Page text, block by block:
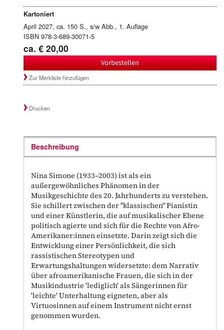
Kartoniert
April 2027, ca. 150 S., s/w Abb., 1. Auflage
ISBN 978-3-689-30071-5
ca. € 20,00
Vorbestellen
Zur Merkliste hinzufügen
Drucken
Beschreibung
Nina Simone (1933–2003) ist als ein
außergewöhnliches Phänomen in der
Musikgeschichte des 20. Jahrhunderts zu verstehen.
Sie schillert zwischen der "klassischen" Pianistin
und einer Künstlerin, die auf musikalischer Ebene
politisch agierte und sich für die Rechte von Afro-
Amerikaner:innen einsetzte. Darin zeigt sich die
Entwicklung einer Persönlichkeit, die sich
rassistischen Stereotypen und
Erwartungshaltungen widersetzte: dem Narrativ
über afroamerikanische Frauen, die sich in der
Musikindustrie 'lediglich' als Sängerinnen für
'leichte' Unterhaltung eigneten, aber als
Virtuosinnen auf einem Instrument nicht ernst
genommen wurden.